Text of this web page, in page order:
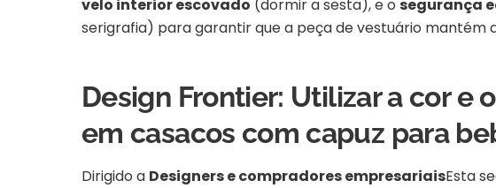
velo interior escovado (dormir a sesta), e o segurança
serigrafia) para garantir que a peça de vestuário mantém
Design Frontier: Utilizar a cor e
em casacos com capuz para
Dirigido a Designers e compradores empresariaisEsta